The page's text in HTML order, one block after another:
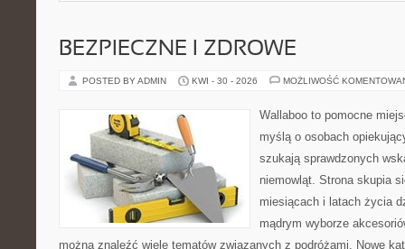
BEZPIECZNE I ZDROWE
POSTED BY ADMIN KWI - 30 - 2026 MOŻLIWOŚĆ
Wallaboo to pomocne
myślą o osobach
szukają sprawdzonych
niemowląt. Strona skupia
miesiącach i latach życia
mądrym wyborze
można znaleźć wiele tematów związanych z podróżami. Nowe